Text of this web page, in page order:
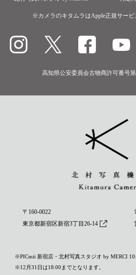
※カメラのキタムラはApple正規サービ
高知県公安委員会古物商許可番号第
〒160-0022
東京都新宿区新宿3丁目26-14
※PICmii 新宿店・北村写真スタジオ by MERCI
※12月31日は18:00までとなります。